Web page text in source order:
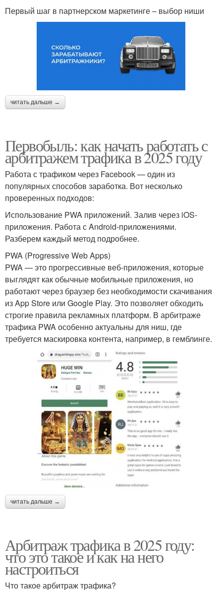
Первый шаг в партнерском маркетинге – выбор ниши
читать дальше →
Первобыль: как начать работать с
арбитражем трафика в 2025 году
Работа с трафиком через Facebook — один из
популярных способов заработка. Вот несколько
проверенных подходов:
Использование PWA приложений. Залив через iOS-
приложения. Работа с Android-приложениями.
Разберем каждый метод подробнее.
PWA (Progressive Web Apps)
PWA — это прогрессивные веб-приложения, которые
выглядят как обычные мобильные приложения, но
работают через браузер без необходимости скачивания
из App Store или Google Play. Это позволяет обходить
строгие правила рекламных платформ. В арбитраже
трафика PWA особенно актуальны для ниш, где
требуется маскировка контента, например, в гемблинге.
читать дальше →
Арбитраж трафика в 2025 году:
что это такое и как на него
настроиться
Что такое арбитраж трафика?